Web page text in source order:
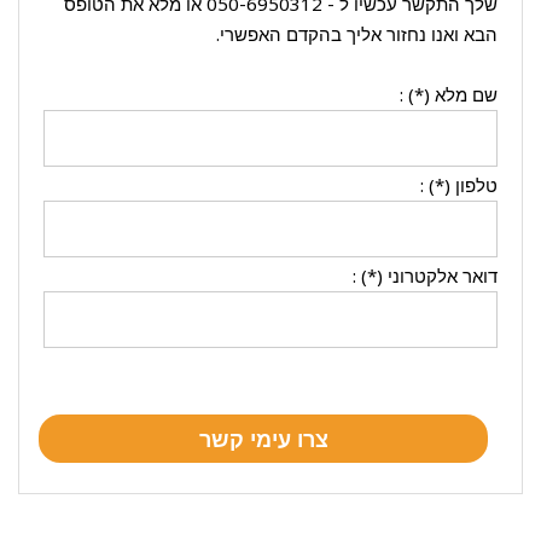
הבא ואנו נחזור אליך בהקדם האפשרי.
שם מלא (*) :
טלפון (*) :
דואר אלקטרוני (*) :